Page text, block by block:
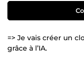
=> Je vais créer un
grâce à l’IA.